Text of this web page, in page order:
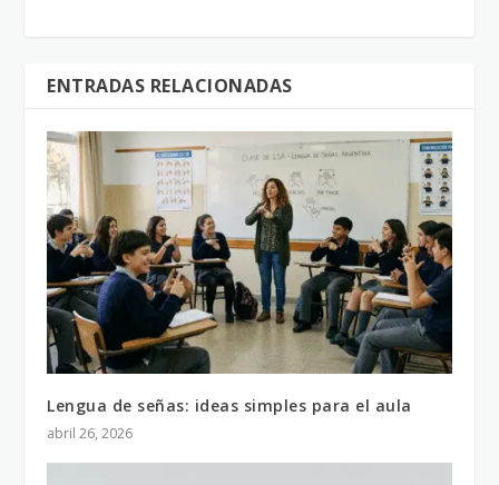
ENTRADAS RELACIONADAS
Lengua de señas: ideas simples para el aula
abril 26, 2026